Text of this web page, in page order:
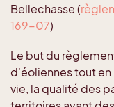
Bellechasse (
169-07)
Le but du
d'éoliennes tout
vie, la qualité des